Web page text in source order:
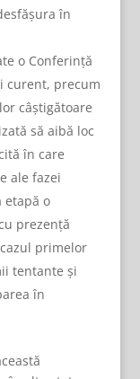
în
o Conferință
curent, precum
câștigătoare
să aibă loc
în care
ale fazei
etapă o
prezență
primelor
tentante și
în